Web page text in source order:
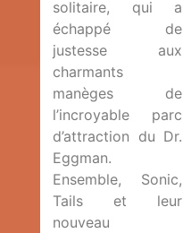
solitaire, qui a
échappé de
justesse aux
charmants
manèges de
l’incroyable parc
d’attraction du Dr.
Eggman.
Ensemble, Sonic,
Tails et leur
nouveau